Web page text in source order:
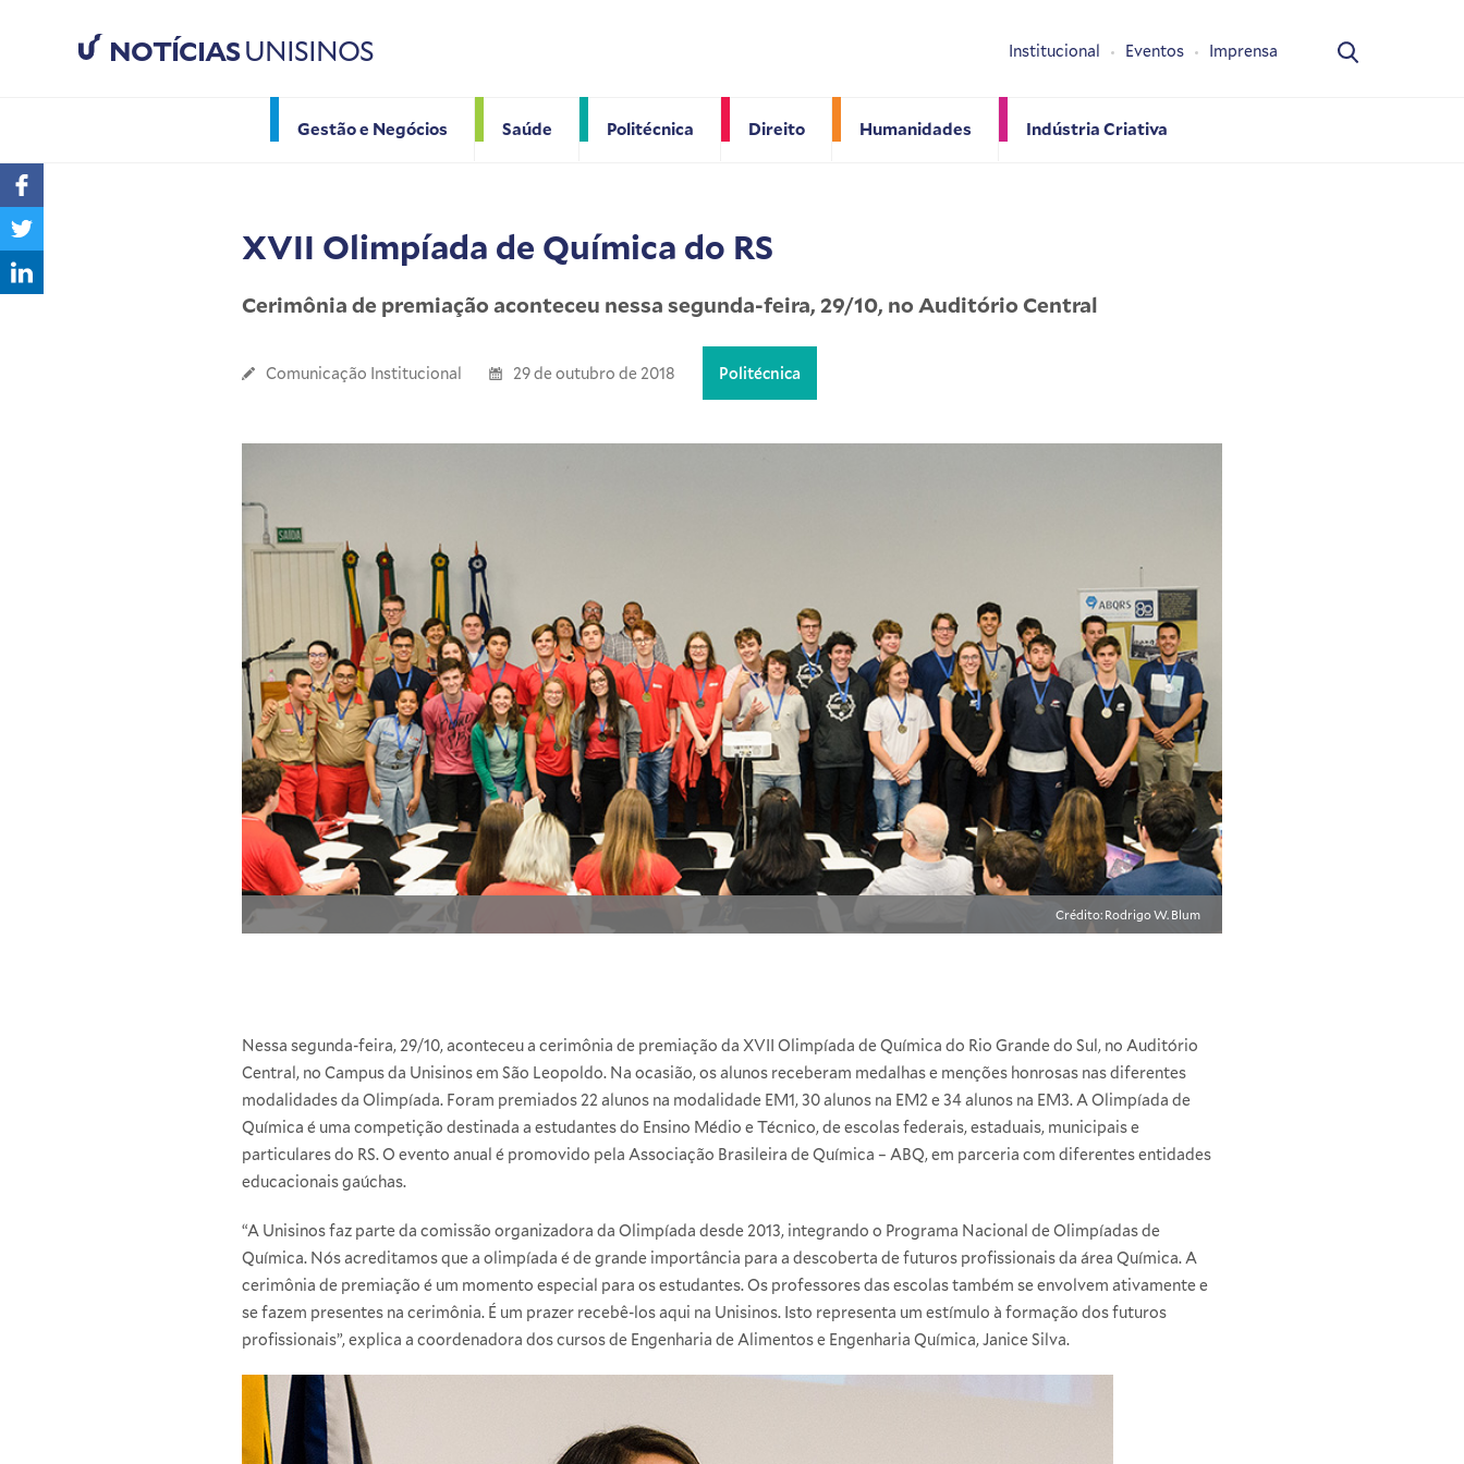
NOTÍCIASUNISINOS
Gestão e Negócios Saúde Politécnica Direito Humanidades Indústria Criativa
Institucional Eventos Imprensa
XVII Olimpíada de Química do RS
Cerimônia de premiação aconteceu nessa segunda-feira, 29/10, no Auditório Central
Comunicação Institucional 29 de outubro de 2018 Politécnica
Crédito: Rodrigo W. Blum
Nessa segunda-feira, 29/10, aconteceu a cerimônia de premiação da XVII Olimpíada de Química do Rio Grande do Sul, no Auditório
Central, no Campus da Unisinos em São Leopoldo. Na ocasião, os alunos receberam medalhas e menções honrosas nas diferentes
modalidades da Olimpíada. Foram premiados 22 alunos na modalidade EM1, 30 alunos na EM2 e 34 alunos na EM3. A Olimpíada de
Química é uma competição destinada a estudantes do Ensino Médio e Técnico, de escolas federais, estaduais, municipais e
particulares do RS. O evento anual é promovido pela Associação Brasileira de Química – ABQ, em parceria com diferentes entidades
educacionais gaúchas.
“A Unisinos faz parte da comissão organizadora da Olimpíada desde 2013, integrando o Programa Nacional de Olimpíadas de
Química. Nós acreditamos que a olimpíada é de grande importância para a descoberta de futuros profissionais da área Química. A
cerimônia de premiação é um momento especial para os estudantes. Os professores das escolas também se envolvem ativamente e
se fazem presentes na cerimônia. É um prazer recebê-los aqui na Unisinos. Isto representa um estímulo à formação dos futuros
profissionais”, explica a coordenadora dos cursos de Engenharia de Alimentos e Engenharia Química, Janice Silva.